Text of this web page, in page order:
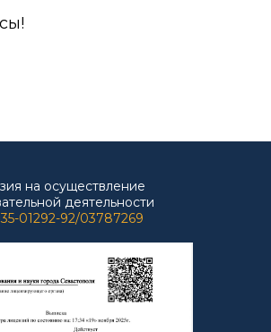
на осуществление
деятельности
01292-92/03787269